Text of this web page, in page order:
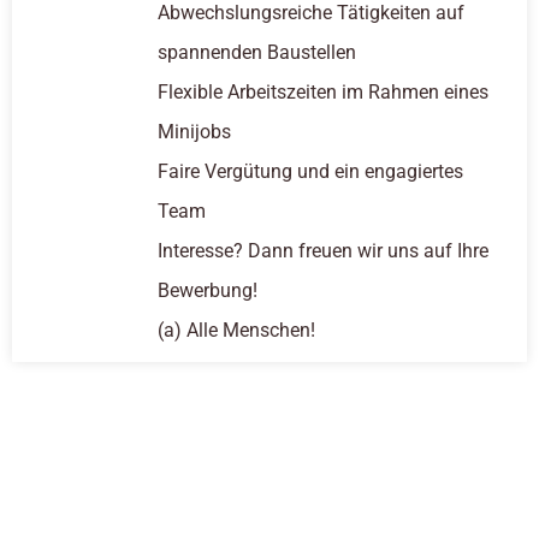
Abwechslungsreiche Tätigkeiten auf
spannenden Baustellen
Flexible Arbeitszeiten im Rahmen eines
Minijobs
Faire Vergütung und ein engagiertes
Team
Interesse? Dann freuen wir uns auf Ihre
Bewerbung!
(a) Alle Menschen!